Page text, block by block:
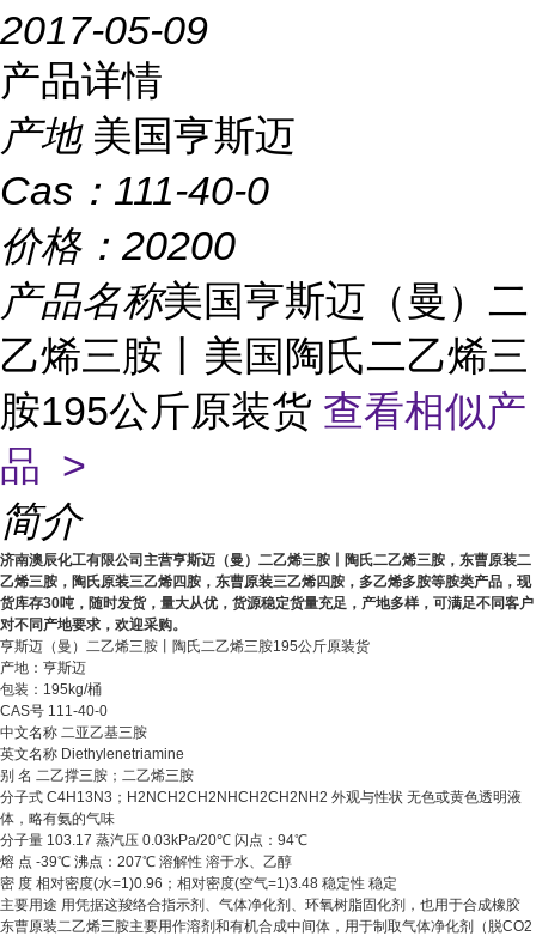
2017-05-09
产品详情
产地 美国亨斯迈
Cas： 111-40-0
价格： 20200
产品名称美国亨斯迈（曼）二
乙烯三胺丨美国陶氏二乙烯三
胺195公斤原装货 查看相似产
品 >
简介
济南澳辰化工有限公司主营亨斯迈（曼）二乙烯三胺丨陶氏二乙烯三胺，东曹原装二
乙烯三胺，陶氏原装三乙烯四胺，东曹原装三乙烯四胺，多乙烯多胺等胺类产品，现
货库存30吨，随时发货，量大从优，货源稳定货量充足，产地多样，可满足不同客户
对不同产地要求，欢迎采购。
亨斯迈（曼）二乙烯三胺丨陶氏二乙烯三胺195公斤原装货
产地：亨斯迈
包装：195kg/桶
CAS号 111-40-0
中文名称 二亚乙基三胺
英文名称 Diethylenetriamine
别 名 二乙撑三胺；二乙烯三胺
分子式 C4H13N3；H2NCH2CH2NHCH2CH2NH2 外观与性状 无色或黄色透明液
体，略有氨的气味
分子量 103.17 蒸汽压 0.03kPa/20℃ 闪点：94℃
熔 点 -39℃ 沸点：207℃ 溶解性 溶于水、乙醇
密 度 相对密度(水=1)0.96；相对密度(空气=1)3.48 稳定性 稳定
主要用途 用凭据这羧络合指示剂、气体净化剂、环氧树脂固化剂，也用于合成橡胶
东曹原装二乙烯三胺主要用作溶剂和有机合成中间体，用于制取气体净化剂（脱CO2